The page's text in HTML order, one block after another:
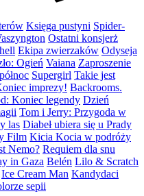
Księga pustyni Spider-
Ostatni konsjerż
Ekipa zwierzaków Odyseja
Ogień Vaiana Zaproszenie
Supergirl Takie jest
imprezy! Backrooms.
Koniec legendy Dzień
Tom i Jerry: Przygoda w
las Diabeł ubiera się u Prady
Film Kicia Kocia w podróży
Nemo? Requiem dla snu
in Gaza Belén Lilo & Scratch
Ice Cream Man Kandydaci
sepii